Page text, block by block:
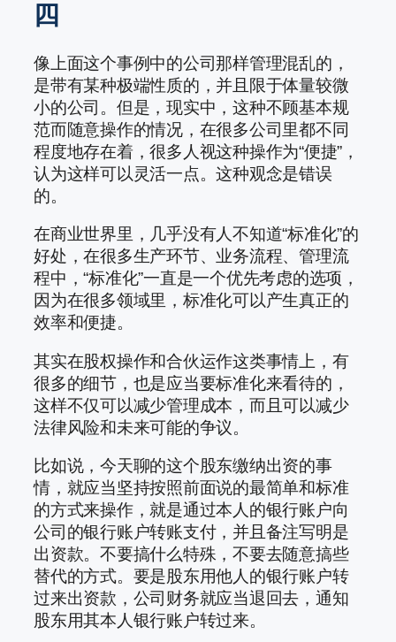
四
像上面这个事例中的公司那样管理混乱的，
是带有某种极端性质的，并且限于体量较微
小的公司。但是，现实中，这种不顾基本规
范而随意操作的情况，在很多公司里都不同
程度地存在着，很多人视这种操作为“便捷”，
认为这样可以灵活一点。这种观念是错误
的。
在商业世界里，几乎没有人不知道“标准化”的
好处，在很多生产环节、业务流程、管理流
程中，“标准化”一直是一个优先考虑的选项，
因为在很多领域里，标准化可以产生真正的
效率和便捷。
其实在股权操作和合伙运作这类事情上，有
很多的细节，也是应当要标准化来看待的，
这样不仅可以减少管理成本，而且可以减少
法律风险和未来可能的争议。
比如说，今天聊的这个股东缴纳出资的事
情，就应当坚持按照前面说的最简单和标准
的方式来操作，就是通过本人的银行账户向
公司的银行账户转账支付，并且备注写明是
出资款。不要搞什么特殊，不要去随意搞些
替代的方式。要是股东用他人的银行账户转
过来出资款，公司财务就应当退回去，通知
股东用其本人银行账户转过来。